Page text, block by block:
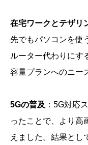
在宅ワークとテザリ
先でもパソコンを使
ルーター代わりにす
容量プランへのニー
5Gの普及 ：5G対応
ったことで、より高
えました。結果とし